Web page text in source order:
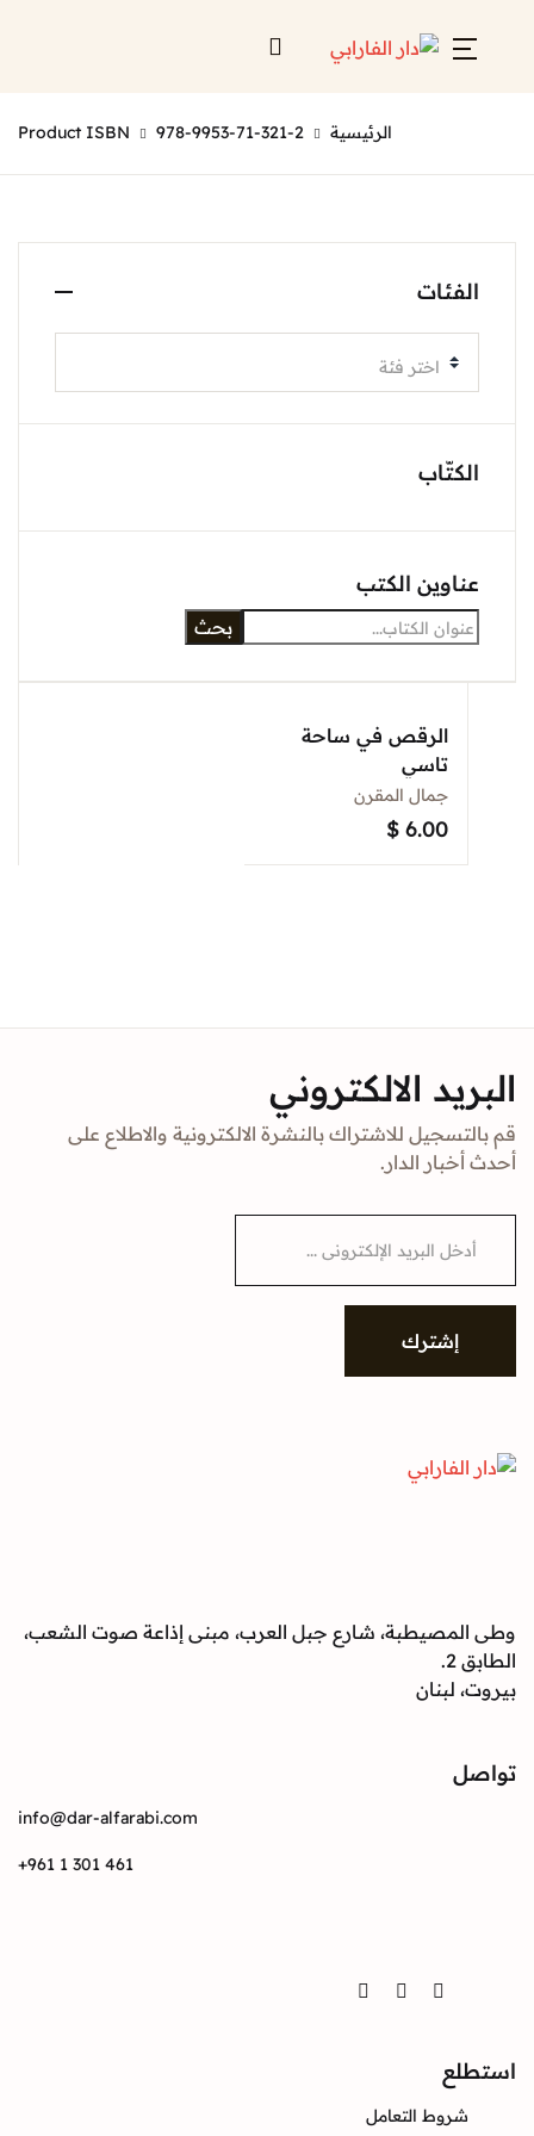
الرئيسية Product ISBN 978-9953-71-321-2
الرقص في ساحة
تاسي
جمال المقرن
$ 6.00
الفئات
اختر فئة
الكتّاب
عناوين الكتب
بحث
البريد الالكتروني
قم بالتسجيل للاشتراك بالنشرة الالكترونية والاطلاع على
أحدث أخبار الدار.
i
إشترك
وطى المصيطبة، شارع جبل العرب، مبنى إذاعة صوت الشعب،
الطابق 2.
بيروت، لبنان
تواصل
info@dar-alfarabi.com
+961 1 301 461
Facebook
Instagram
Twitter
استطلع
شروط التعامل